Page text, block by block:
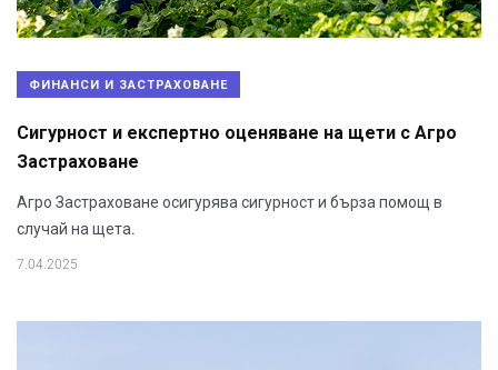
ФИНАНСИ И ЗАСТРАХОВАНЕ
Сигурност и експертно оценяване на щети с Агро
Застраховане
Агро Застраховане осигурява сигурност и бърза помощ в
случай на щета.
7.04.2025